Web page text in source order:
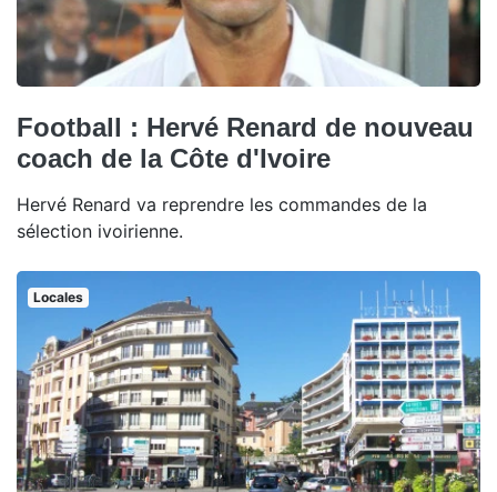
Football : Hervé Renard de nouveau
coach de la Côte d'Ivoire
Hervé Renard va reprendre les commandes de la
sélection ivoirienne.
Locales